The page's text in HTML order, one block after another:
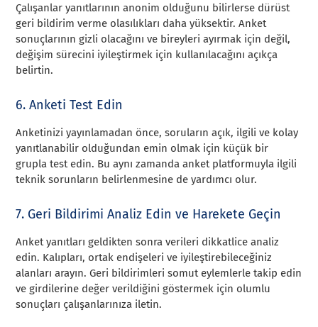
Çalışanlar yanıtlarının anonim olduğunu bilirlerse dürüst
geri bildirim verme olasılıkları daha yüksektir. Anket
sonuçlarının gizli olacağını ve bireyleri ayırmak için değil,
değişim sürecini iyileştirmek için kullanılacağını açıkça
belirtin.
6. Anketi Test Edin
Anketinizi yayınlamadan önce, soruların açık, ilgili ve kolay
yanıtlanabilir olduğundan emin olmak için küçük bir
grupla test edin. Bu aynı zamanda anket platformuyla ilgili
teknik sorunların belirlenmesine de yardımcı olur.
7. Geri Bildirimi Analiz Edin ve Harekete Geçin
Anket yanıtları geldikten sonra verileri dikkatlice analiz
edin. Kalıpları, ortak endişeleri ve iyileştirebileceğiniz
alanları arayın. Geri bildirimleri somut eylemlerle takip edin
ve girdilerine değer verildiğini göstermek için olumlu
sonuçları çalışanlarınıza iletin.